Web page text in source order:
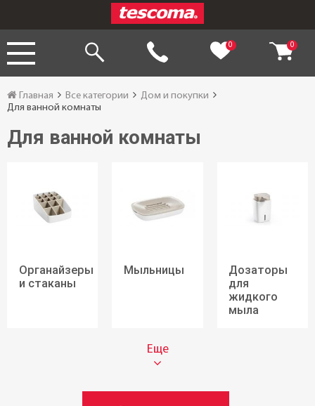
0 0
Главная Все категории
Дом и покупки
Для ванной комнаты
Для ванной комнаты
Органайзеры
и стаканы
Мыльницы
Дозаторы
для
жидкого
мыла
Еще